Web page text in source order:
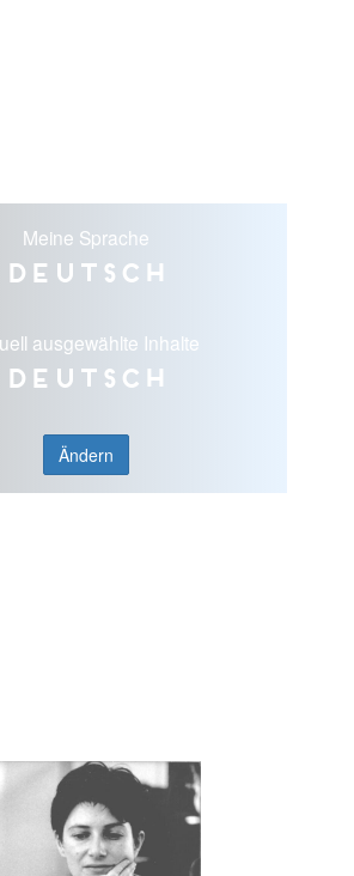
Meine Sprache
Deutsch
ausgewählte Inhalte
Deutsch
Ändern